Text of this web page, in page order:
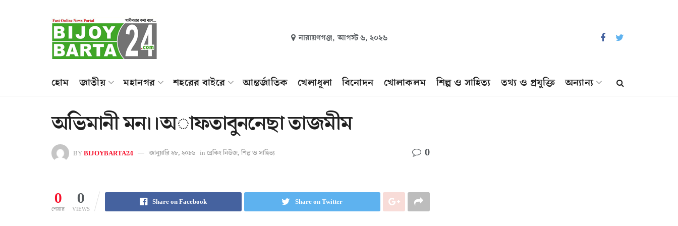
নারায়ণগঞ্জ, আগস্ট ৬, ২০২৬
হোম জাতীয় মহানগর শহরের বাইরে আন্তর্জাতিক খেলাধূলা বিনোদন খোলাকলম শিল্প ও সাহিত্য তথ্য ও প্রযুক্তি অন্যান্য
অভিমানী মন।।অাফতাবুননেছা তাজমীম
BYBIJOYBARTA24 জানুয়ারি ২৮, ২০১৬ in ব্রেকিং নিউজ, শিল্প ও সাহিত্য 0
0
শেয়ার
0
VIEWS
Share on Facebook Share on Twitter